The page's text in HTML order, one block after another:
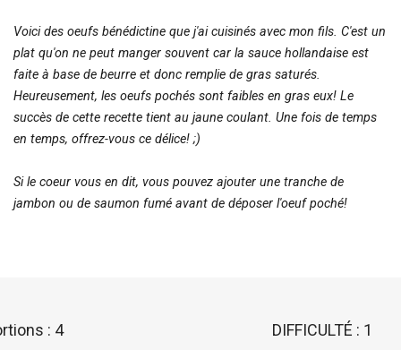
Voici des oeufs bénédictine que j'ai cuisinés avec mon fils. C'est un
plat qu'on ne peut manger souvent car la sauce hollandaise est
faite à base de beurre et donc remplie de gras saturés.
Heureusement, les oeufs pochés sont faibles en gras eux! Le
succès de cette recette tient au jaune coulant. Une fois de temps
en temps, offrez-vous ce délice! ;)
Si le coeur vous en dit, vous pouvez ajouter une tranche de
jambon ou de saumon fumé avant de déposer l'oeuf poché!
: 4 DIFFICULTÉ : 1